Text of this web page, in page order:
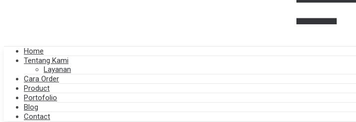
Home
Tentang Kami
Layanan
Cara Order
Product
Portofolio
Blog
Contact